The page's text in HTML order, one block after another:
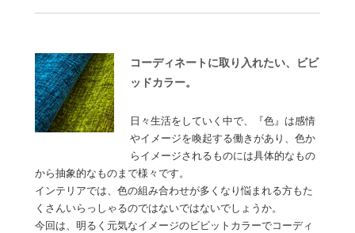
コーディネートに取り入れたい、ビビ
ッドカラー。
日々生活をしていく中で、『色』は感情
やイメージを喚起する働きがあり、色か
らイメージされるものには具体的なもの
から抽象的なものまで様々です。
インテリアでは、色の組み合わせが多くなり悩まれる方もた
くさんいらっしゃるのではないではないでしょうか。
今回は、明るく元気なイメージのビビットカラーでコーディ